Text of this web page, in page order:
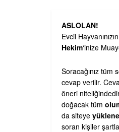
ASLOLAN!
Evcil
Hekim‘inize
Soracağınız tüm
cevap verilir.
öneri
doğacak tüm
da siteye
soran kişiler